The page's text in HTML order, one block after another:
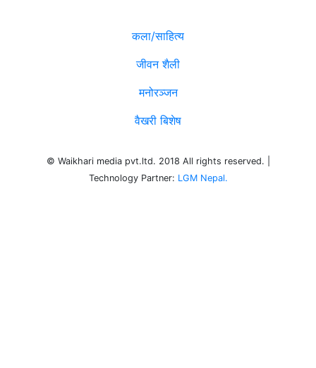
कला/साहित्य
जीवन शैली
मनोरञ्जन
वैखरी बिशेष
© Waikhari media pvt.ltd. 2018 All rights reserved. |
Technology Partner: LGM Nepal.